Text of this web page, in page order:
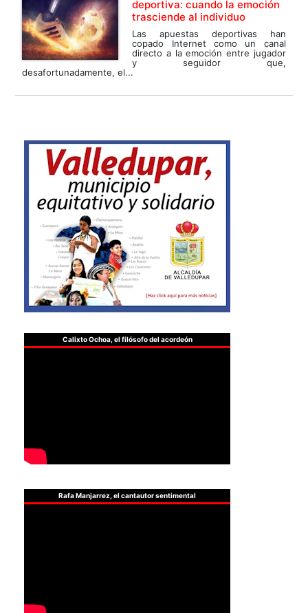
deportiva: cuando la emoción
trasciende al individuo
Las apuestas deportivas han
copado Internet como un canal
directo a la emoción entre jugador
y seguidor que,
desafortunadamente, el...
Calixto Ochoa, el filósofo del acordeón
Rafa Manjarrez, el cantautor sentimental